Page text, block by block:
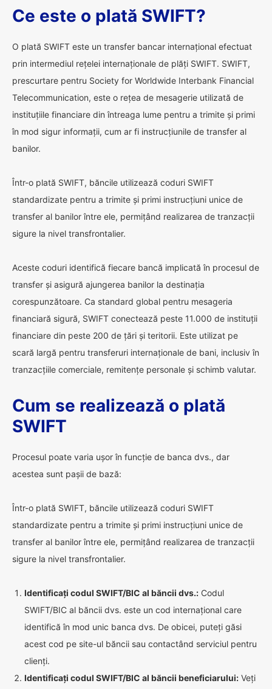
Ce este o plată SWIFT?
O plată SWIFT este un transfer bancar internațional efectuat
prin intermediul rețelei internaționale de plăți SWIFT. SWIFT,
prescurtare pentru Society for Worldwide Interbank Financial
Telecommunication, este o rețea de mesagerie utilizată de
instituțiile financiare din întreaga lume pentru a trimite și primi
în mod sigur informații, cum ar fi instrucțiunile de transfer al
banilor.
Într-o plată SWIFT, băncile utilizează coduri SWIFT
standardizate pentru a trimite și primi instrucțiuni unice de
transfer al banilor între ele, permițând realizarea de tranzacții
sigure la nivel transfrontalier.
Aceste coduri identifică fiecare bancă implicată în procesul de
transfer și asigură ajungerea banilor la destinația
corespunzătoare. Ca standard global pentru mesageria
financiară sigură, SWIFT conectează peste 11.000 de instituții
financiare din peste 200 de țări și teritorii. Este utilizat pe
scară largă pentru transferuri internaționale de bani, inclusiv în
tranzacțiile comerciale, remitențe personale și schimb valutar.
Cum se realizează o plată
SWIFT
Procesul poate varia ușor în funcție de banca dvs., dar
acestea sunt pașii de bază:
Într-o plată SWIFT, băncile utilizează coduri SWIFT
standardizate pentru a trimite și primi instrucțiuni unice de
transfer al banilor între ele, permițând realizarea de tranzacții
sigure la nivel transfrontalier.
Identificați codul SWIFT/BIC al băncii dvs.: Codul
SWIFT/BIC al băncii dvs. este un cod internațional care
identifică în mod unic banca dvs. De obicei, puteți găsi
acest cod pe site-ul băncii sau contactând serviciul pentru
clienți.
Identificați codul SWIFT/BIC al băncii beneficiarului: Veți